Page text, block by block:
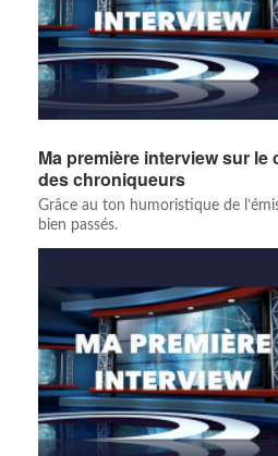
Ma première interview sur le
des chroniqueurs
Grâce au ton humoristique de
bien passés.